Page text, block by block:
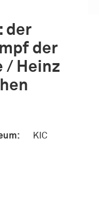
der
der
/ Heinz
KIC